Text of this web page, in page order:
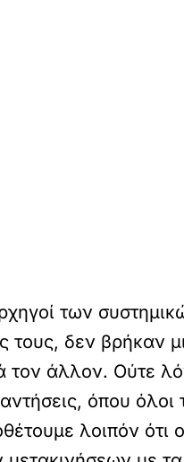
των
τους, δεν
άλλον. Ούτε
όπου
λοιπόν ότι